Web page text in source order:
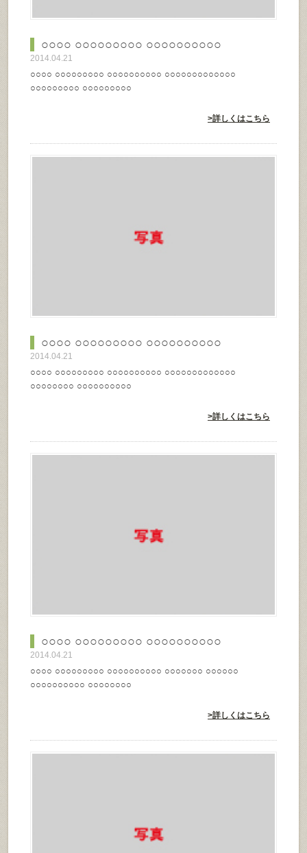
○○○○ ○○○○○○○○○ ○○○○○○○○○○
2014.04.21
○○○○ ○○○○○○○○○ ○○○○○○○○○○ ○○○○○○○○○○○○○
○○○○○○○○○ ○○○○○○○○○
>詳しくはこちら
○○○○ ○○○○○○○○○ ○○○○○○○○○○
2014.04.21
○○○○ ○○○○○○○○○ ○○○○○○○○○○ ○○○○○○○○○○○○○
○○○○○○○○ ○○○○○○○○○○
>詳しくはこちら
○○○○ ○○○○○○○○○ ○○○○○○○○○○
2014.04.21
○○○○ ○○○○○○○○○ ○○○○○○○○○○ ○○○○○○○ ○○○○○○
○○○○○○○○○○ ○○○○○○○○
>詳しくはこちら